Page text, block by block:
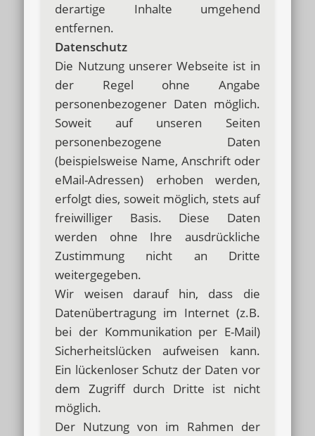
derartige Inhalte umgehend
entfernen.
Datenschutz
Die Nutzung unserer Webseite ist in
der Regel ohne Angabe
personenbezogener Daten möglich.
Soweit auf unseren Seiten
personenbezogene Daten
(beispielsweise Name, Anschrift oder
eMail-Adressen) erhoben werden,
erfolgt dies, soweit möglich, stets auf
freiwilliger Basis. Diese Daten
werden ohne Ihre ausdrückliche
Zustimmung nicht an Dritte
weitergegeben.
Wir weisen darauf hin, dass die
Datenübertragung im Internet (z.B.
bei der Kommunikation per E-Mail)
Sicherheitslücken aufweisen kann.
Ein lückenloser Schutz der Daten vor
dem Zugriff durch Dritte ist nicht
möglich.
Der Nutzung von im Rahmen der